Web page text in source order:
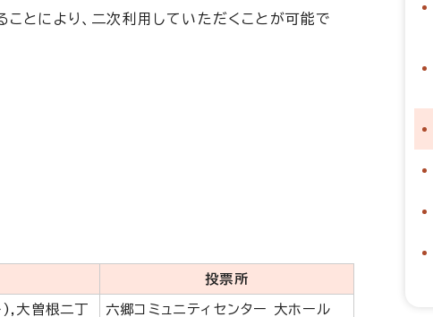
ことにより、二次利用していただくことが可能で
投票所
大曽根二丁
六郷コミュニティセンター 大ホール